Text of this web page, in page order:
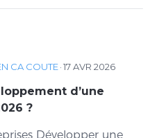
CA COUTE·17 AVR 2026
d’une
?
Développer une